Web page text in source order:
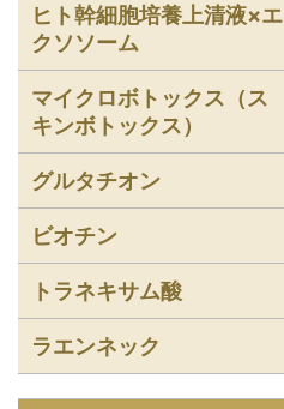
ヒト幹細胞培養上清液×エ
クソソーム
マイクロボトックス（ス
キンボトックス）
グルタチオン
ビオチン
トラネキサム酸
ラエンネック